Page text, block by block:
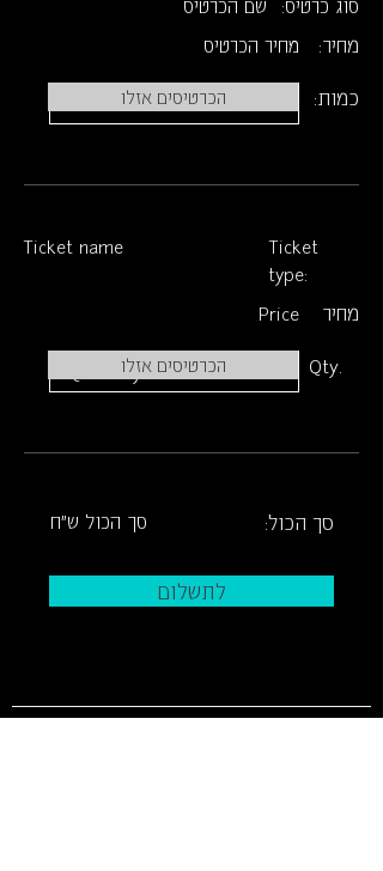
שם הכרטיס
סוג כרטיס:
מחיר הכרטיס
מחיר:
הכרטיסים אזלו כמות:
Ticket name
Ticket
type:
Price
מחיר
הכרטיסים אזלו Qty.
סך הכול ש"ח סך הכול:
לתשלום